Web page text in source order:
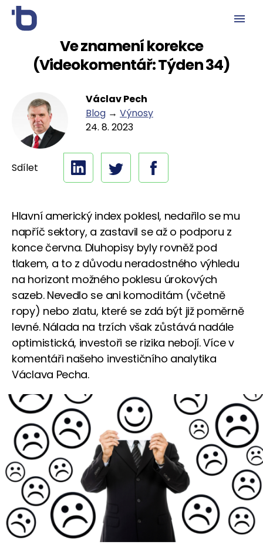
Ve znamení korekce
(Videokomentář: Týden 34)
Václav Pech
Blog → Výnosy
24. 8. 2023
Sdílet
Hlavní americký index poklesl, nedařilo se mu
napříč sektory, a zastavil se až o podporu z
konce června. Dluhopisy byly rovněž pod
tlakem, a to z důvodu neradostného výhledu
na horizont možného poklesu úrokových
sazeb. Nevedlo se ani komoditám (včetně
ropy) nebo zlatu, které se zdá být již poměrně
levné. Nálada na trzích však zůstává nadále
optimistická, investoři se rizika nebojí. Více v
komentáři našeho investičního analytika
Václava Pecha.